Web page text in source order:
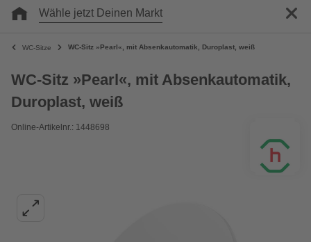
Wähle jetzt Deinen Markt
WC-Sitze WC-Sitz »Pearl«, mit Absenkautomatik, Duroplast, weiß
WC-Sitz »Pearl«, mit Absenkautomatik,
Duroplast, weiß
Online-Artikelnr.: 1448698